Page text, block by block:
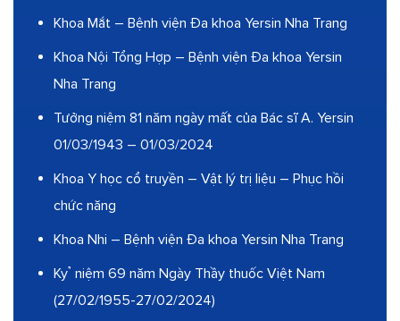
Khoa Mắt – Bệnh viện Đa khoa Yersin Nha Trang
Khoa Nội Tổng Hợp – Bệnh viện Đa khoa Yersin
Nha Trang
Tưởng niệm 81 năm ngày mất của Bác sĩ A. Yersin
01/03/1943 – 01/03/2024
Khoa Y học cổ truyền – Vật lý trị liệu – Phục hồi
chức năng
Khoa Nhi – Bệnh viện Đa khoa Yersin Nha Trang
Kỷ niệm 69 năm Ngày Thầy thuốc Việt Nam
(27/02/1955-27/02/2024)